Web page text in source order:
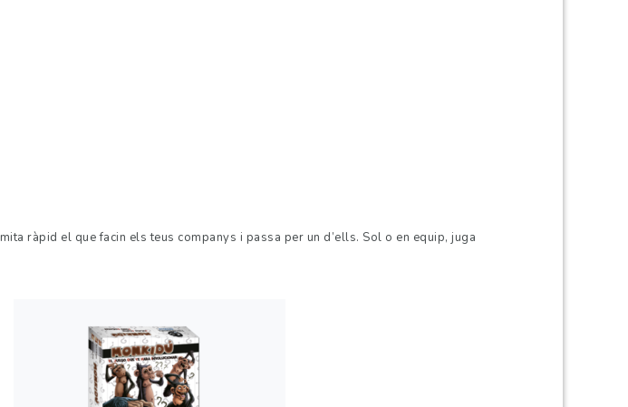
ràpid el que facin els teus companys i passa per un d’ells. Sol o en equip, juga